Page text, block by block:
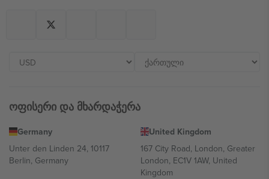
ოფისერი და მხარდაჭერა
Germany
Unter den Linden 24, 10117
Berlin, Germany
United Kingdom
167 City Road, London, Greater
London, EC1V 1AW, United
Kingdom